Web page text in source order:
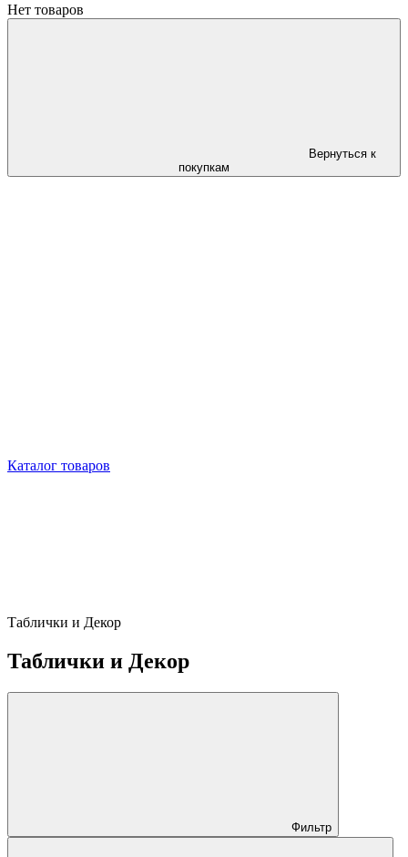
Нет товаров
Вернуться к
покупкам
Каталог товаров
Таблички и Декор
Таблички и Декор
Фильтр